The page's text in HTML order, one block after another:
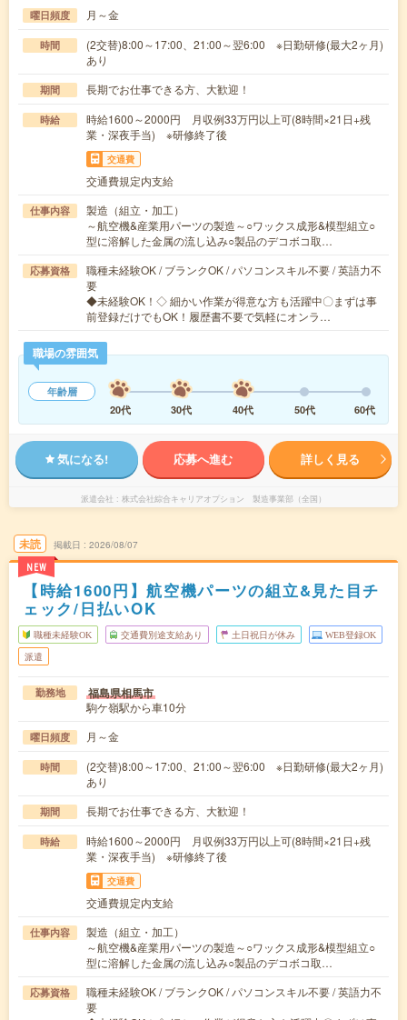
曜日頻度 月～金
時間
(2交替)8:00～17:00、21:00～翌6:00 ※日勤研修(最大2ヶ月)
あり
期間 長期でお仕事できる方、大歓迎！
時給
時給1600～2000円 月収例33万円以上可(8時間×21日+残
業・深夜手当) ※研修終了後
交通費
交通費規定内支給
仕事内容
製造（組立・加工）
～航空機&産業用パーツの製造～○ワックス成形&模型組立○
型に溶解した金属の流し込み○製品のデコボコ取…
応募資格
職種未経験OK / ブランクOK / パソコンスキル不要 / 英語力不
要
◆未経験OK！◇ 細かい作業が得意な方も活躍中〇まずは事
前登録だけでもOK！履歴書不要で気軽にオンラ…
職場の雰囲気
年齢層
20代
30代 40代 50代 60代
気になる! 応募へ進む 詳しく見る
派遣会社 株式会社綜合キャリアオプション 製造事業部（全国）
未読
NEW
掲載日 2026/08/07
【時給1600円】航空機パーツの組立&見た目チ
ェック/日払いOK
職種未経験OK 交通費別途支給あり 土日祝日が休み WEB登録OK
派遣
勤務地 福島県相馬市
駒ケ嶺駅から車10分
曜日頻度 月～金
時間
(2交替)8:00～17:00、21:00～翌6:00 ※日勤研修(最大2ヶ月)
あり
期間 長期でお仕事できる方、大歓迎！
時給
時給1600～2000円 月収例33万円以上可(8時間×21日+残
業・深夜手当) ※研修終了後
交通費
交通費規定内支給
仕事内容
製造（組立・加工）
～航空機&産業用パーツの製造～○ワックス成形&模型組立○
型に溶解した金属の流し込み○製品のデコボコ取…
応募資格
職種未経験OK / ブランクOK / パソコンスキル不要 / 英語力不
要